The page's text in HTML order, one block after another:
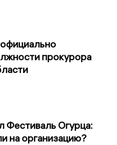
прокурора
Фестиваль Огурца:
на организацию?